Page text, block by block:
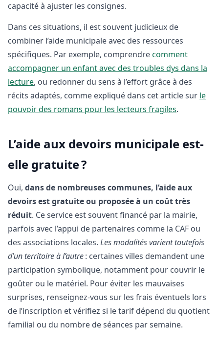
capacité à ajuster les consignes.
Dans ces situations, il est souvent judicieux de
combiner l’aide municipale avec des ressources
spécifiques. Par exemple, comprendrecomment
accompagner un enfant avec des troubles dys dans la
lecture, ou redonner du sens à l’effort grâce à des
récits adaptés, comme expliqué dans cet article sur le
pouvoir des romans pour les lecteurs fragiles.
L’aide aux devoirs municipale est-
elle gratuite ?
Oui, dans de nombreuses communes, l’aide aux
devoirs est gratuite ou proposée à un coût très
réduit. Ce service est souvent financé par la mairie,
parfois avec l’appui de partenaires comme la CAF ou
des associations locales. Les modalités varient toutefois
d’un territoire à l’autre: certaines villes demandent une
participation symbolique, notamment pour couvrir le
goûter ou le matériel. Pour éviter les mauvaises
surprises, renseignez-vous sur les frais éventuels lors
de l’inscription et vérifiez si le tarif dépend du quotient
familial ou du nombre de séances par semaine.